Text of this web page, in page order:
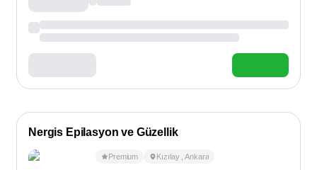
Nergis Epilasyon ve Güzellik
Premium Kızılay ,Ankara